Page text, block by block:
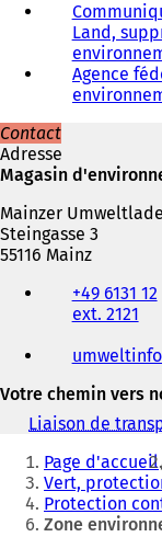
Land,
Agence
Contact
Adresse
Magasin
Mainzer
Steingasse 3
55116 Mainz
électronique
+49 6131 12
ext. 2121
Votre chemin vers
Liaison de
Vous
êtes
ici
Page d'accueil
Vert,
Protection
Zone